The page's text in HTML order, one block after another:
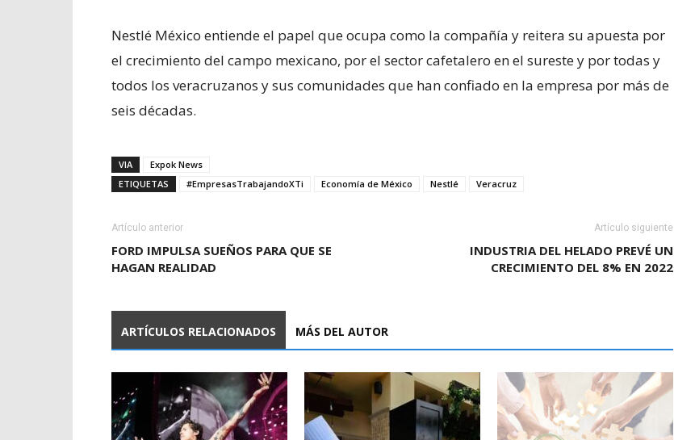
Nestlé México entiende el papel que ocupa como la compañía y reitera su apuesta por
el crecimiento del campo mexicano, por el sector cafetalero en el sureste y por todas y
todos los veracruzanos y sus comunidades que han confiado en la empresa por más de
seis décadas.
VIA
Expok News
ETIQUETAS
#EmpresasTrabajandoXTi Economía de México Nestlé Veracruz
Artículo anterior
FORD IMPULSA SUEÑOS PARA QUE SE
HAGAN REALIDAD
Artículo siguiente
INDUSTRIA DEL HELADO PREVÉ UN
CRECIMIENTO DEL 8% EN 2022
ARTÍCULOS RELACIONADOS MÁS DEL AUTOR